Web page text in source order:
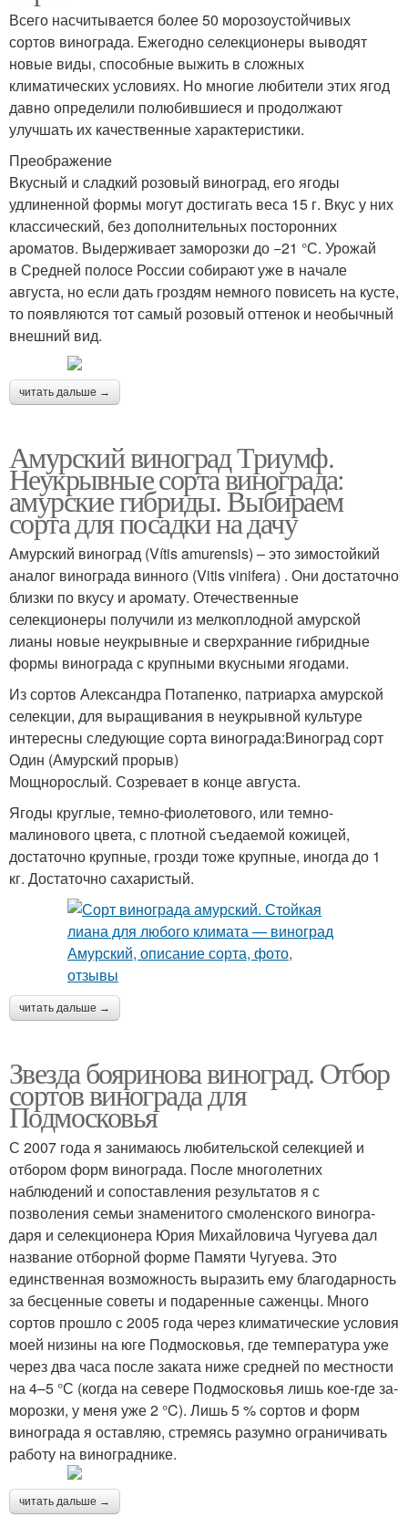
Всего насчитывается более 50 морозоустойчивых
сортов винограда. Ежегодно селекционеры выводят
новые виды, способные выжить в сложных
климатических условиях. Но многие любители этих ягод
давно определили полюбившиеся и продолжают
улучшать их качественные характеристики.
Преображение
Вкусный и сладкий розовый виноград, его ягоды
удлиненной формы могут достигать веса 15 г. Вкус у них
классический, без дополнительных посторонних
ароматов. Выдерживает заморозки до −21 °С. Урожай
в Средней полосе России собирают уже в начале
августа, но если дать гроздям немного повисеть на кусте,
то появляются тот самый розовый оттенок и необычный
внешний вид.
читать дальше →
Амурский виноград Триумф.
Неукрывные сорта винограда:
амурские гибриды. Выбираем
сорта для посадки на дачу
Амурский виноград (Vítis amurensis) – это зимостойкий
аналог винограда винного (Vitis vinifera) . Они достаточно
близки по вкусу и аромату. Отечественные
селекционеры получили из мелкоплодной амурской
лианы новые неукрывные и сверхранние гибридные
формы винограда с крупными вкусными ягодами.
Из сортов Александра Потапенко, патриарха амурской
селекции, для выращивания в неукрывной культуре
интересны следующие сорта винограда:Виноград сорт
Один (Амурский прорыв)
Мощнорослый. Созревает в конце августа.
Ягоды круглые, темно-фиолетового, или темно-
малинового цвета, с плотной съедаемой кожицей,
достаточно крупные, грозди тоже крупные, иногда до 1
кг. Достаточно сахаристый.
читать дальше →
Звезда бояринова виноград. Отбор
сортов винограда для
Подмосковья
С 2007 года я занимаюсь любительской селекцией и
отбором форм винограда. После многолетних
наблюдений и сопо­ставления результатов я с
позволения се­мьи знаменитого смоленского виногра­
даря и селекционера Юрия Михайловича Чугуева дал
название отборной форме Памяти Чугуева. Это
единственная воз­можность выразить ему благодарность
за бесценные советы и подаренные са­женцы. Много
сортов прошло с 2005 года через климатические условия
моей низи­ны на юге Подмосковья, где температу­ра уже
через два часа после заката ниже средней по местности
на 4–5 °С (когда на севере Подмосковья лишь кое­-где за­
морозки, у меня уже ­2 °C). Лишь 5 % сортов и форм
винограда я оставляю, стремясь разумно ограничивать
работу на винограднике.
читать дальше →